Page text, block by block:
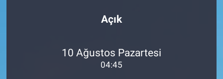
Açık
10 Ağustos Pazartesi
04:45